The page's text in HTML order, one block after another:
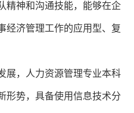
精神和沟通技能，能够在企
经济管理工作的应用型、复
展，人力资源管理专业本科
形势，具备使用信息技术分